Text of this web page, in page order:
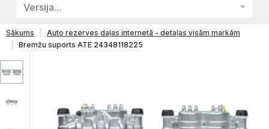
Versija...
Sākums
Auto rezerves daļas internetā - detaļas visām markām
Bremžu suports ATE 24348118225